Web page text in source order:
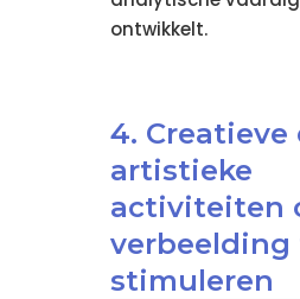
ontwikkelt.
4. Creatieve
artistieke
activiteiten
verbeelding
stimuleren